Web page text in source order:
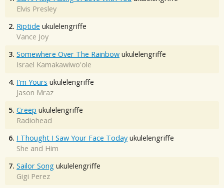
Elvis Presley
2. Riptide ukulelengriffe
Vance Joy
3. Somewhere Over The Rainbow ukulelengriffe
Israel Kamakawiwo'ole
4. I'm Yours ukulelengriffe
Jason Mraz
5. Creep ukulelengriffe
Radiohead
6. I Thought I Saw Your Face Today ukulelengriffe
She and Him
7. Sailor Song ukulelengriffe
Gigi Perez